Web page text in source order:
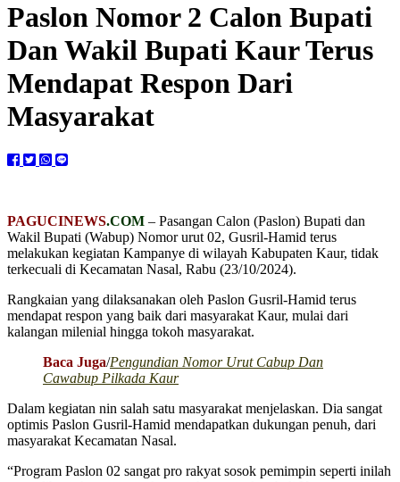
Paslon Nomor 2 Calon Bupati
Dan Wakil Bupati Kaur Terus
Mendapat Respon Dari
Masyarakat
PAGUCINEWS.COM – Pasangan Calon (Paslon) Bupati dan
Wakil Bupati (Wabup) Nomor urut 02, Gusril-Hamid terus
melakukan kegiatan Kampanye di wilayah Kabupaten Kaur, tidak
terkecuali di Kecamatan Nasal, Rabu (23/10/2024).
Rangkaian yang dilaksanakan oleh Paslon Gusril-Hamid terus
mendapat respon yang baik dari masyarakat Kaur, mulai dari
kalangan milenial hingga tokoh masyarakat.
Baca Juga/Pengundian Nomor Urut Cabup Dan
Cawabup Pilkada Kaur
Dalam kegiatan nin salah satu masyarakat menjelaskan. Dia sangat
optimis Paslon Gusril-Hamid mendapatkan dukungan penuh, dari
masyarakat Kecamatan Nasal.
“Program Paslon 02 sangat pro rakyat sosok pemimpin seperti inilah